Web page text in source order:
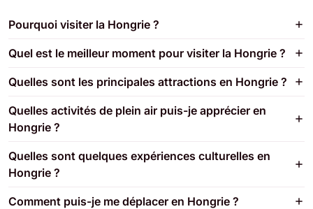
Pourquoi visiter la Hongrie ?
Quel est le meilleur moment pour visiter la Hongrie ?
Quelles sont les principales attractions en Hongrie ?
Quelles activités de plein air puis-je apprécier en
Hongrie ?
Quelles sont quelques expériences culturelles en
Hongrie ?
Comment puis-je me déplacer en Hongrie ?